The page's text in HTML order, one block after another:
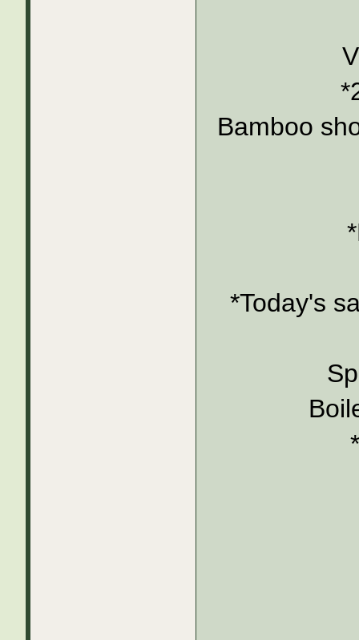
Bamboo
*Today's